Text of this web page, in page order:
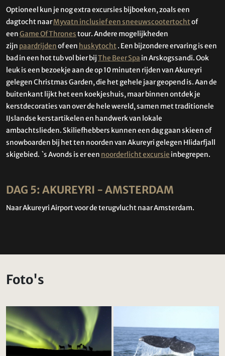
Optioneel kun je nog extra excursies bijboeken, zoals een
dagtocht naarMyvatn inclusief een sneeuwscootertochtof
eenGame Of Thronestour. Andere mogelijkheden
zijn paardrijdenof een huskytocht. Een bijzondere ervaring is een
bad in een hot tub vol bier bijThe Beer Spa in Arskogssandi. Ook
leuk is een bezoekje aan de op 10 minuten rijden van Akureyri
gelegen Christmas Garden, die het gehele jaar geopend is. Aan de
buitenkant lijkt het een koekjeshuis, maar binnen ontdek je
kerstdecoraties van over de hele wereld, samen met traditionele
IJslandse kerstartikelen en handwerk van lokale
ambachtslieden. Skiliefhebbers kunnen een dag gaan skieen of
snowboarden bij het ten noorden van Akureyri gelegen Hlidarfjall
skigebied. `s Avonds is er een noorderlicht excursie inbegrepen.
DAG 5: AKUREYRI - AMSTERDAM
Naar Akureyri Airport voor de terugvlucht naar Amsterdam.
Foto's